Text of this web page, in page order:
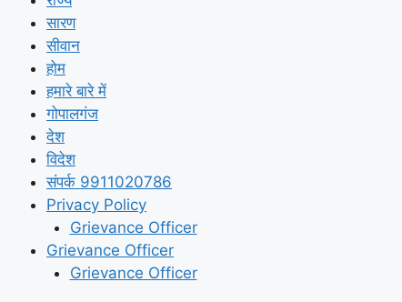
सारण
सीवान
होम
हमारे बारे में
गोपालगंज
देश
विदेश
संपर्क 9911020786
Privacy Policy
Grievance Officer
Grievance Officer
Grievance Officer